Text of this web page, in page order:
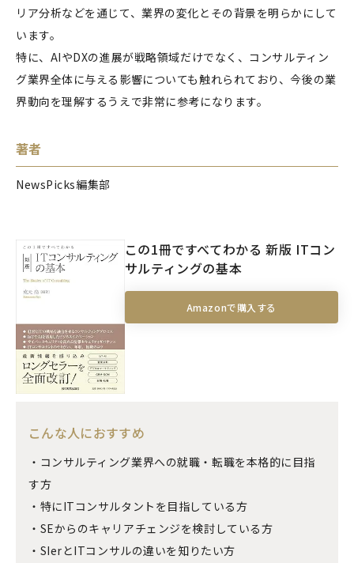
リア分析などを通じて、業界の変化とその背景を明らかにして
います。
特に、AIやDXの進展が戦略領域だけでなく、コンサルティン
グ業界全体に与える影響についても触れられており、今後の業
界動向を理解するうえで非常に参考になります。
著者
NewsPicks編集部
この1冊ですべてわかる 新版 ITコン
サルティングの基本
Amazonで購入する
こんな人におすすめ
・コンサルティング業界への就職・転職を本格的に目指
す方
・特にITコンサルタントを目指している方
・SEからのキャリアチェンジを検討している方
・SIerとITコンサルの違いを知りたい方